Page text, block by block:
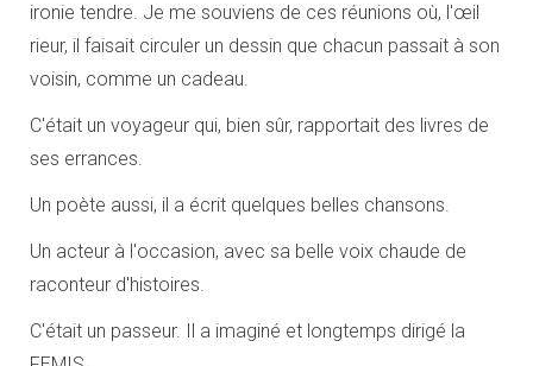
ironie tendre. Je me souviens de ces réunions où, l'œil
rieur, il faisait circuler un dessin que chacun passait à son
voisin, comme un cadeau.
C'était un voyageur qui, bien sûr, rapportait des livres de
ses errances.
Un poète aussi, il a écrit quelques belles chansons.
Un acteur à l'occasion, avec sa belle voix chaude de
raconteur d'histoires.
C'était un passeur. Il a imaginé et longtemps dirigé la